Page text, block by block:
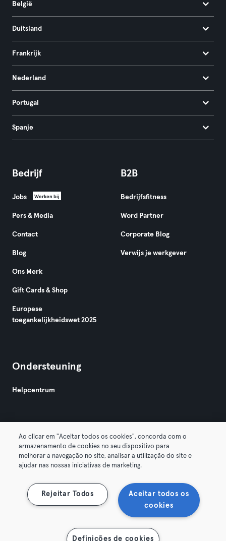
België
Duitsland
Frankrijk
Nederland
Portugal
Spanje
Bedrijf
Jobs Werken bij
Pers & Media
Contact
Blog
Ons Merk
Gift Cards & Shop
Europese
toegankelijkheidswet 2025
B2B
Bedrijfsfitness
Word Partner
Corporate Blog
Verwijs je werkgever
Ondersteuning
Helpcentrum
Algemene Voorwaarden Privacy
Membership opzeggen Trek hier je contract terug
Ao clicar em "Aceitar todos os cookies", concorda com o
armazenamento de cookies no seu dispositivo para
melhorar a navegação no site, analisar a utilização do site e
ajudar nas nossas iniciativas de marketing.
Aceitar todos os
cookies
Rejeitar Todos
Definições de cookies